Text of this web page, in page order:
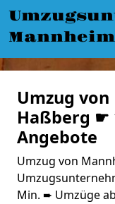
Mannheim
Umzug
Haßberg ☛
Angebote
Umzug von
Min. ➨ Umzüge